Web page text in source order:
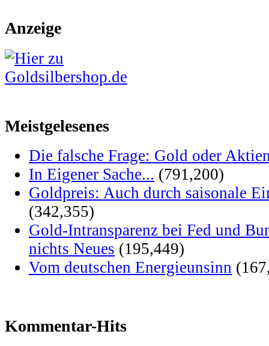
Anzeige
Meistgelesenes
Die falsche Frage: Gold oder
In Eigener Sache... (791,200)
Goldpreis: Auch durch saisonale
(342,355)
Gold-Intransparenz bei Fed und
nichts Neues (195,449)
Vom deutschen Energieunsinn
Kommentar-Hits